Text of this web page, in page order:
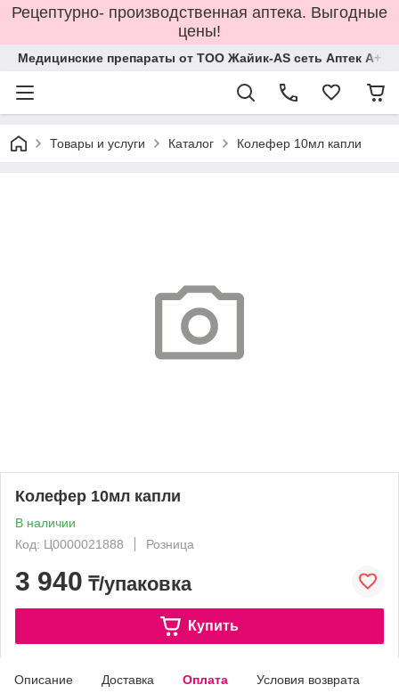
Рецептурно- производственная аптека. Выгодные
цены!
Медицинские препараты от ТОО Жайик-AS сеть Аптек А+
Товары и услуги Каталог Колефер 10мл капли
Колефер 10мл капли
В наличии
Код: Ц0000021888
Розница
3 940 ₸/упаковка
Купить
Описание Доставка Оплата Условия возврата